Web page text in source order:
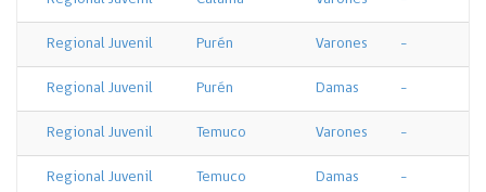
Regional Juvenil Purén Varones -
Regional Juvenil Purén Damas -
Regional Juvenil Temuco Varones -
Regional Juvenil Temuco Damas -